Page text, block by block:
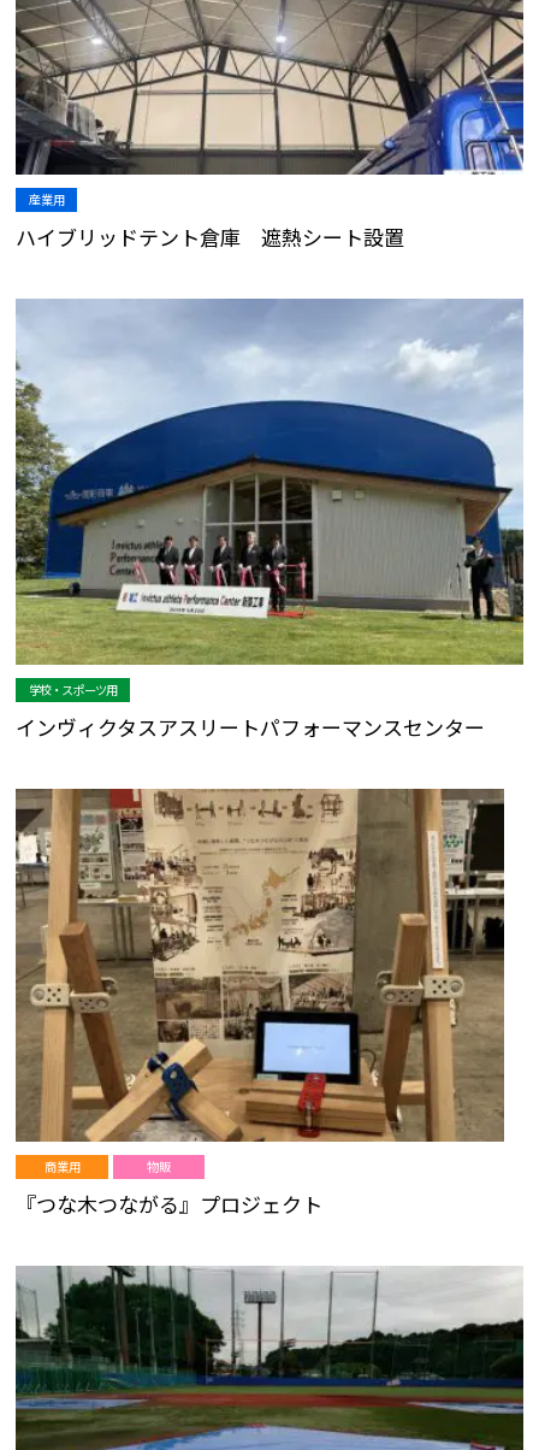
産業用
ハイブリッドテント倉庫 遮熱シート設置
学校・スポーツ用
インヴィクタスアスリートパフォーマンスセンター
商業用 物販
『つな木つながる』プロジェクト